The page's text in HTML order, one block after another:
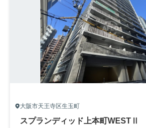
大阪市天王寺区生玉町